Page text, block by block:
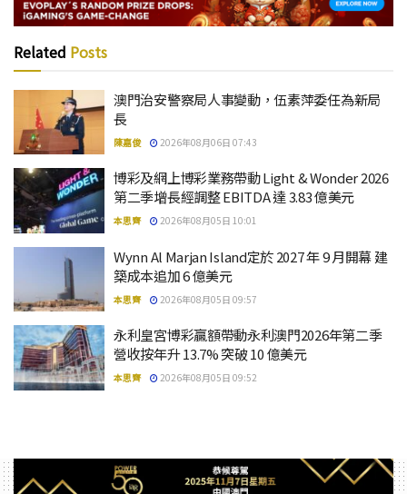
Related Posts
澳門治安警察局人事變動，伍素萍委任為新局
長
陳嘉俊 2026年08月06日 07:43
博彩及網上博彩業務帶動 Light & Wonder 2026
第二季增長經調整 EBITDA 達 3.83 億美元
本思齊 2026年08月05日 10:01
Wynn Al Marjan Island定於 2027 年 9 月開幕 建
築成本追加 6 億美元
本思齊 2026年08月05日 09:57
永利皇宮博彩贏額帶動永利澳門2026年第二季
營收按年升 13.7% 突破 10 億美元
本思齊 2026年08月05日 09:52